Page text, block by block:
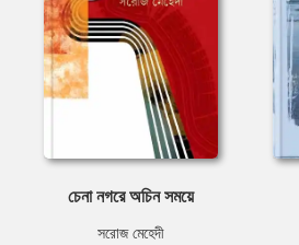
চেনা নগরে অচিন সময়ে
সরোজ মেহেদী